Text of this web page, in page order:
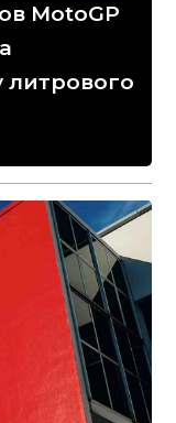
MotoGP
литрового